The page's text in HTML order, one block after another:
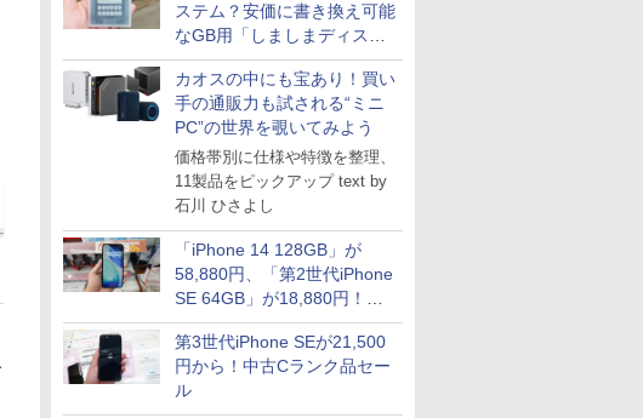
ステム？安価に書き換え可能
なGB用「しましまディスク
システム」
カオスの中にも宝あり！買い
手の通販力も試される“ミニ
PC”の世界を覗いてみよう
価格帯別に仕様や特徴を整理、
11製品をピックアップ text by
石川 ひさよし
「iPhone 14 128GB」が
58,880円、「第2世代iPhone
SE 64GB」が18,880円！中
古Bランク品セール
第3世代iPhone SEが21,500
円から！中古Cランク品セー
ル